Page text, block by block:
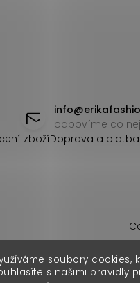
soubory cookies,
s našimi pravidly
info@
odpovíme co
zbožíDoprava a platba